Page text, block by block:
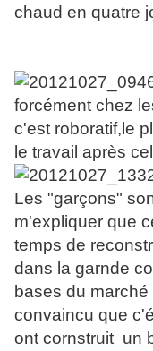
chaud en quatre
forcément chez
c'est roboratif,le
le travail après
Les "garçons"
m'expliquer que
temps de
dans la garnde
bases du
convaincu que
ont cornstruit un